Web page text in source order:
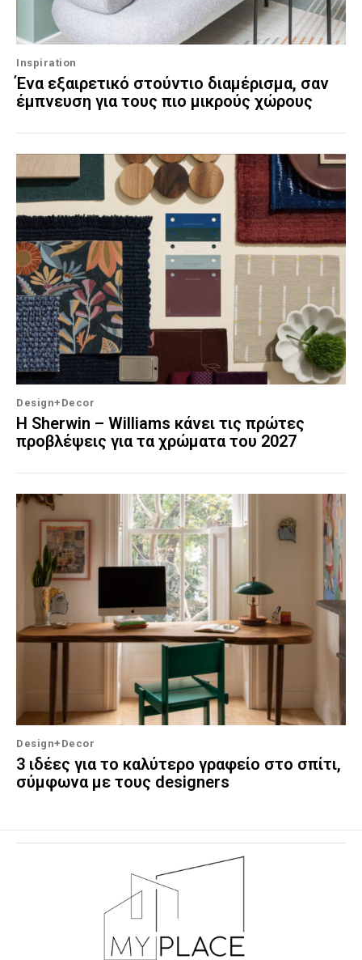
Inspiration
Ένα εξαιρετικό στούντιο διαμέρισμα, σαν
έμπνευση για τους πιο μικρούς χώρους
Design+Decor
Η Sherwin – Williams κάνει τις πρώτες
προβλέψεις για τα χρώματα του 2027
Design+Decor
3 ιδέες για το καλύτερο γραφείο στο σπίτι,
σύμφωνα με τους designers